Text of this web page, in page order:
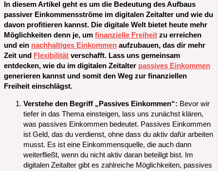
In diesem Artikel geht es um die Bedeutung des Aufbaus
passiver Einkommensströme im digitalen Zeitalter und wie du
davon profitieren kannst. Die digitale Welt bietet heute mehr
Möglichkeiten denn je, um finanzielle Freiheit zu erreichen
und ein nachhaltiges Einkommen aufzubauen, das dir mehr
Zeit und Flexibilität verschafft. Lass uns gemeinsam
entdecken, wie du im digitalen Zeitalter passives Einkommen
generieren kannst und somit den Weg zur finanziellen
Freiheit einschlägst.
Verstehe den Begriff „Passives Einkommen“: Bevor wir
tiefer in das Thema einsteigen, lass uns zunächst klären,
was passives Einkommen bedeutet. Passives Einkommen
ist Geld, das du verdienst, ohne dass du aktiv dafür arbeiten
musst. Es ist eine Einkommensquelle, die auch dann
weiterfließt, wenn du nicht aktiv daran beteiligt bist. Im
digitalen Zeitalter gibt es zahlreiche Möglichkeiten, passives